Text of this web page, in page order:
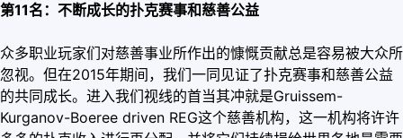
第11名：不断成长的扑克赛事和慈善公益
众多职业玩家们对慈善事业所作出的慷慨贡献总是容易被大众所
忽视。但在2015年期间，我们一同见证了扑克赛事和慈善公益
的共同成长。进入我们视线的首当其冲就是Gruissem-
Kurganov-Boeree driven REG这个慈善机构，这一机构将许许